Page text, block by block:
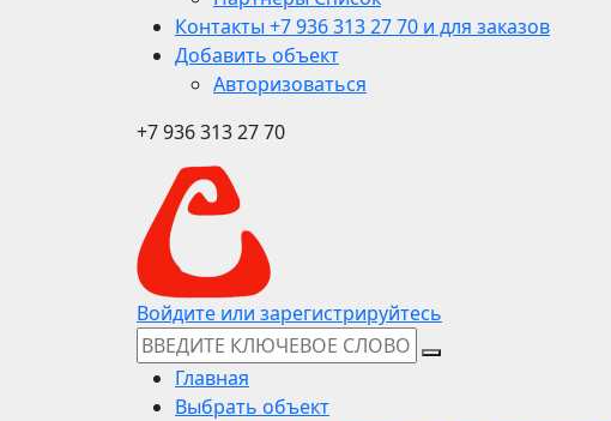
Контакты +7 936 313 27 70 и для заказов
Добавить объект
Авторизоваться
+7 936 313 27 70
Войдите или зарегистрируйтесь
Главная
Выбрать объект